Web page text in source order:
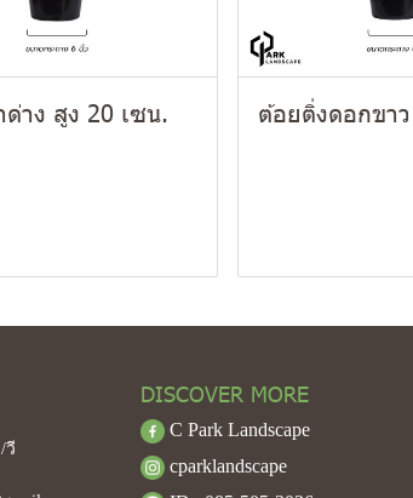
าง สูง 20 เซน. ต้อยติ่งดอกขา
วี
DISCOVER MORE
C Park Landscape
cparklandscape